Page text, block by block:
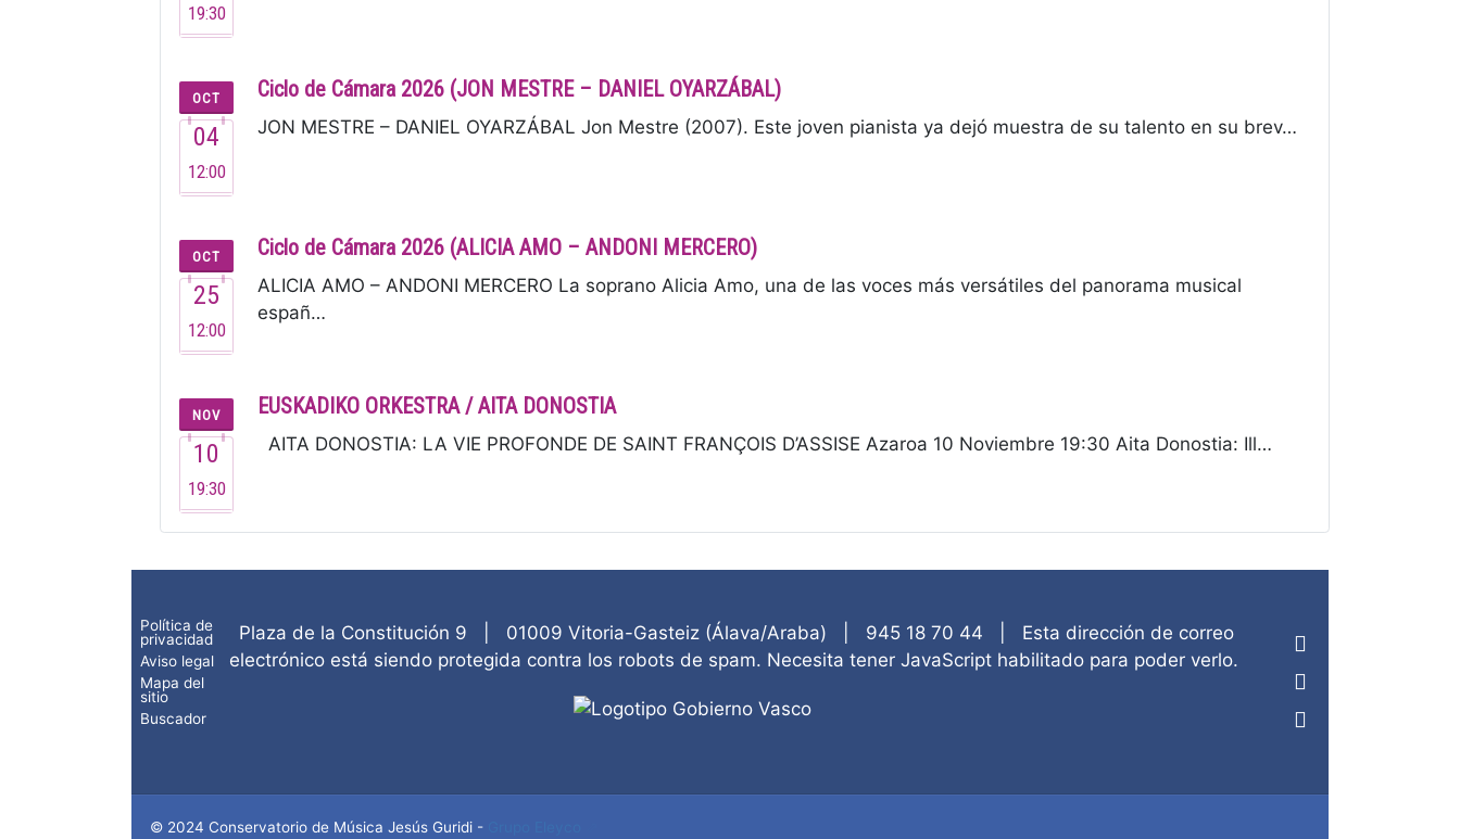
19:30
OCT
04
12:00
Ciclo de Cámara 2026 (JON MESTRE – DANIEL OYARZÁBAL)
JON MESTRE – DANIEL OYARZÁBAL Jon Mestre (2007). Este joven pianista ya dejó muestra de su talento en su brev…
OCT
25
12:00
Ciclo de Cámara 2026 (ALICIA AMO – ANDONI MERCERO)
ALICIA AMO – ANDONI MERCERO La soprano Alicia Amo, una de las voces más versátiles del panorama musical
españ…
NOV
10
19:30
EUSKADIKO ORKESTRA / AITA DONOSTIA
AITA DONOSTIA: LA VIE PROFONDE DE SAINT FRANÇOIS D’ASSISE Azaroa 10 Noviembre 19:30 Aita Donostia: Ill…
Política de
privacidad
Aviso legal
Mapa del
sitio
Buscador
Plaza de la Constitución 9 01009 Vitoria-Gasteiz(Álava/Araba) 945 18 70 44
Esta dirección de correo
electrónico está siendo protegida contra los robots de spam. Necesita tener JavaScript habilitado para poder verlo.
© 2024 Conservatorio de Música Jesús Guridi-